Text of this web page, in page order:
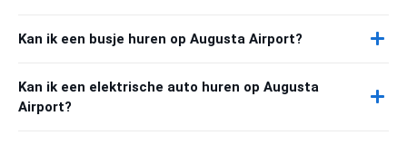
Kan ik een busje huren op Augusta Airport?
Kan ik een elektrische auto huren op Augusta
Airport?